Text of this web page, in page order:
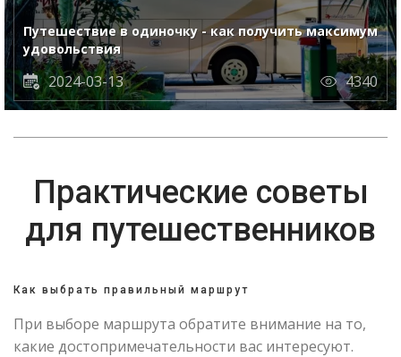
Путешествие в одиночку - как получить максимум
удовольствия
2024-03-13 4340
Практические советы
для путешественников
Как выбрать правильный маршрут
При выборе маршрута обратите внимание на то,
какие достопримечательности вас интересуют.